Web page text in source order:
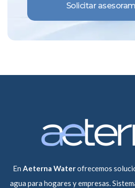
Solicitar
En Aeterna Waterofrecemos
agua para hogares y empresas.